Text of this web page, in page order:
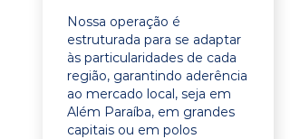
Nossa operação é
estruturada para se adaptar
às particularidades de cada
região, garantindo aderência
ao mercado local, seja em
Além Paraíba, em grandes
capitais ou em polos